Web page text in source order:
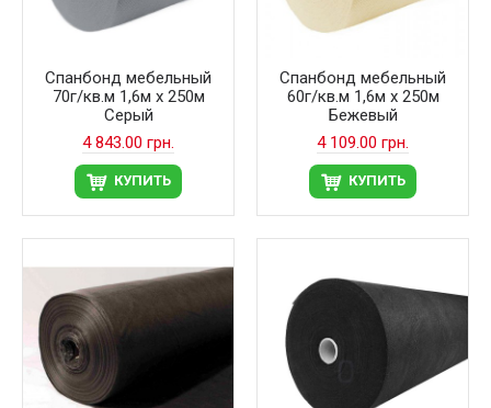
Спанбонд мебельный
70г/кв.м 1,6м х 250м
Серый
4 843.00 грн.
КУПИТЬ
Спанбонд мебельный
60г/кв.м 1,6м х 250м
Бежевый
4 109.00 грн.
КУПИТЬ